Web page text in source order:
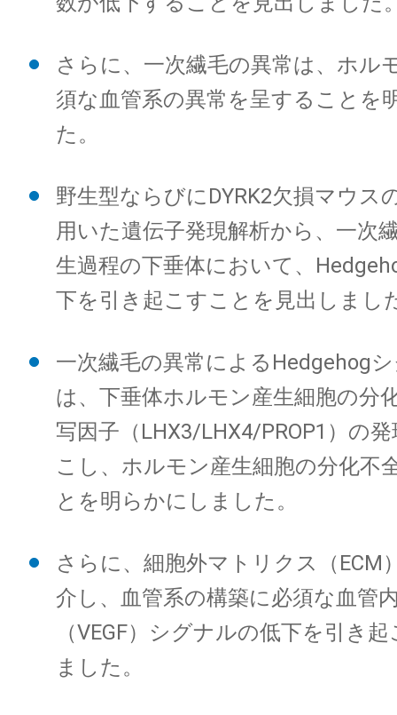
さらに、一次繊毛の異常は、ホル
須な血管系の異常を呈することを
た。
野生型ならびにDYRK2欠損マウス
用いた遺伝子発現解析から、一次
生過程の下垂体において、
下を引き起こすことを見出しまし
一次繊毛の異常によるHedgehog
は、下垂体ホルモン産生細胞の分
写因子（LHX3/LHX4/PROP1）の
こし、ホルモン産生細胞の分化不
とを明らかにしました。
さらに、細胞外マトリクス（ECM
介し、血管系の構築に必須な血管
（VEGF）シグナルの低下を引き
ました。